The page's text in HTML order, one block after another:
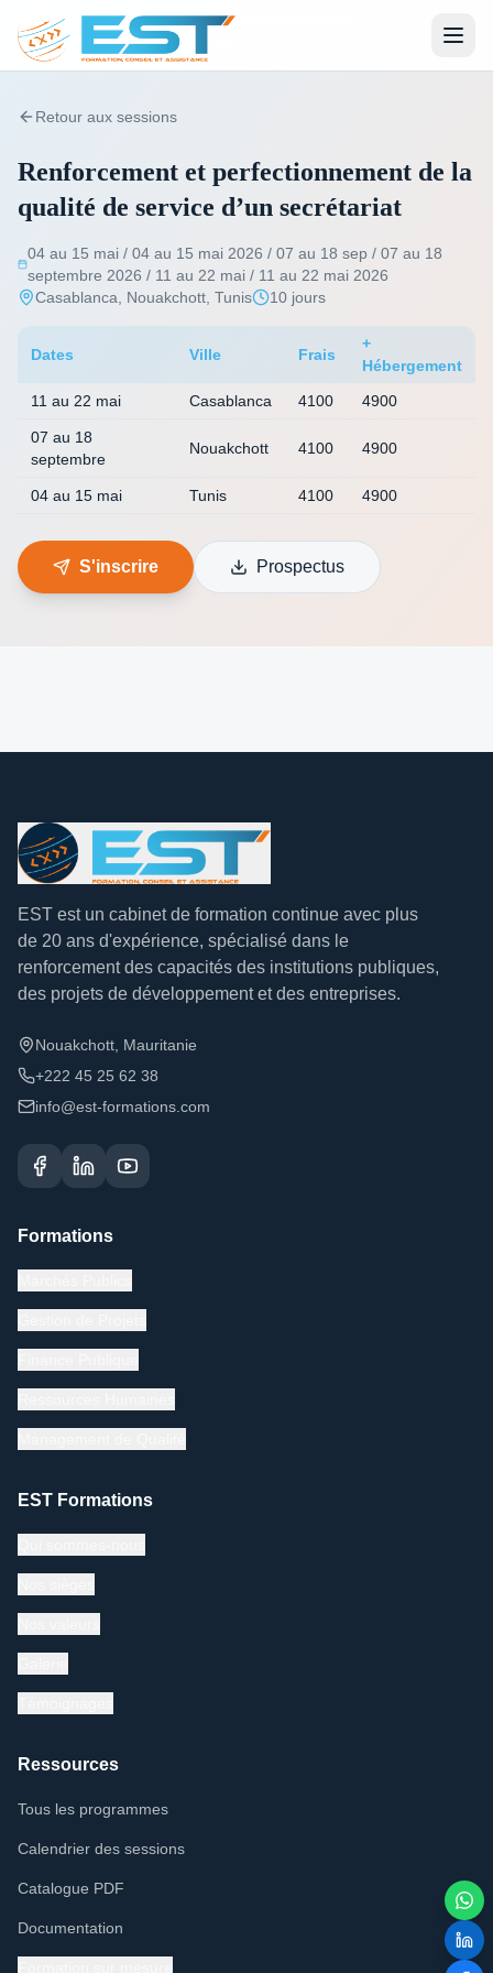
Retour aux sessions
Renforcement et perfectionnement de la
qualité de service d’un secrétariat
04 au 15 mai / 04 au 15 mai 2026 / 07 au 18 sep / 07 au 18
septembre 2026 / 11 au 22 mai / 11 au 22 mai 2026
Casablanca, Nouakchott, Tunis
10 jours
Dates Ville Frais
+
Hébergement
11 au 22 mai
Casablanca 4100 4900
07 au 18
septembre
Nouakchott 4100 4900
04 au 15 mai Tunis 4100 4900
S'inscrire Prospectus
EST est un cabinet de formation continue avec plus
de 20 ans d'expérience, spécialisé dans le
renforcement des capacités des institutions publiques,
des projets de développement et des entreprises.
Nouakchott, Mauritanie
+222 45 25 62 38
info@est-formations.com
Formations
EST Formations
Ressources
Tous les programmes
Calendrier des sessions
Catalogue PDF
Documentation